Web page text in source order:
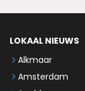
LOKAAL NIEUWS
Alkmaar
Amsterdam